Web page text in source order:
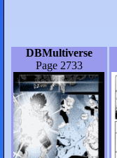
DBMultiverse
Page 2733